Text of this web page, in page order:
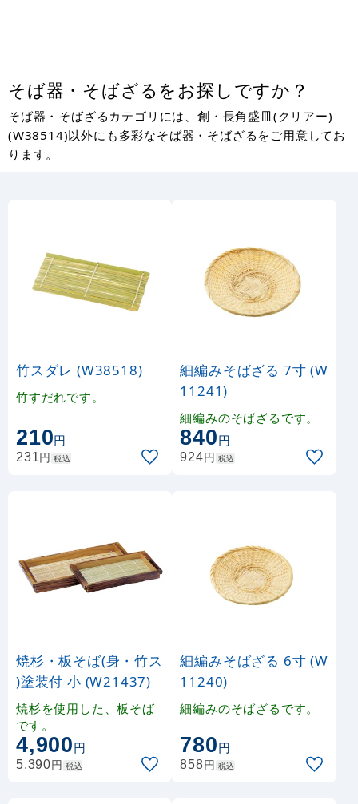
そば器・そばざるをお探しですか？
そば器・そばざるカテゴリには、創・長角盛皿(クリアー)
(W38514)以外にも多彩なそば器・そばざるをご用意してお
ります。
竹スダレ (W38518)
竹すだれです。
210円
231円 税込
細編みそばざる 7寸 (W
11241)
細編みのそばざるです。
840円
924円 税込
焼杉・板そば(身・竹ス
)塗装付 小 (W21437)
焼杉を使用した、板そば
です。
4,900円
5,390円 税込
細編みそばざる 6寸 (W
11240)
細編みのそばざるです。
780円
858円 税込